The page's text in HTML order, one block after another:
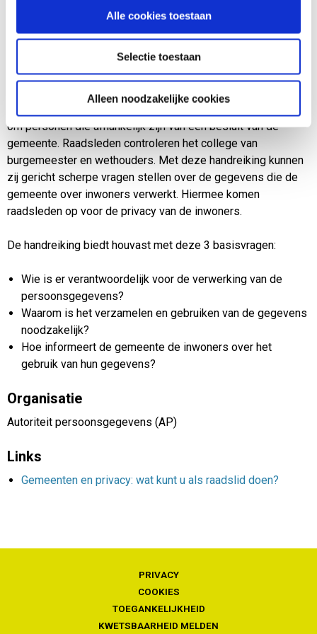
Alle cookies toestaan
Selectie toestaan
Alleen noodzakelijke cookies
binnen het sociaal domein, zoals het besluit of iemand een
voorziening kan krijgen vanuit de Wet maatschappelijke
De gegevens die de gemeente verwerkt zijn vaak gevoelig,
zoals gegevens over iemands gezondheid. En het kan gaan
om personen die afhankelijk zijn van een besluit van de
gemeente. Raadsleden controleren het college van
burgemeester en wethouders. Met deze handreiking kunnen
zij gericht scherpe vragen stellen over de gegevens die de
gemeente over inwoners verwerkt. Hiermee komen
raadsleden op voor de privacy van de inwoners.
De handreiking biedt houvast met deze 3 basisvragen:
Wie is er verantwoordelijk voor de verwerking van de
persoonsgegevens?
Waarom is het verzamelen en gebruiken van de gegevens
noodzakelijk?
Hoe informeert de gemeente de inwoners over het
gebruik van hun gegevens?
Organisatie
Autoriteit persoonsgegevens (AP)
Links
Gemeenten en privacy: wat kunt u als raadslid doen?
PRIVACY
COOKIES
TOEGANKELIJKHEID
KWETSBAARHEID MELDEN